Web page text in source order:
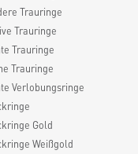
Trauringe
Trauringe
Trauringe
Trauringe
Verlobungsringe
Gold
Weißgold